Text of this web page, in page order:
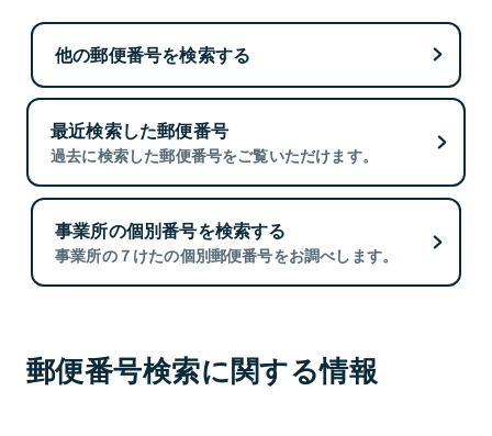
他の郵便番号を検索する
最近検索した郵便番号
過去に検索した郵便番号をご覧いただけます。
事業所の個別番号を検索する
事業所の７けたの個別郵便番号をお調べします。
郵便番号検索に関する情報